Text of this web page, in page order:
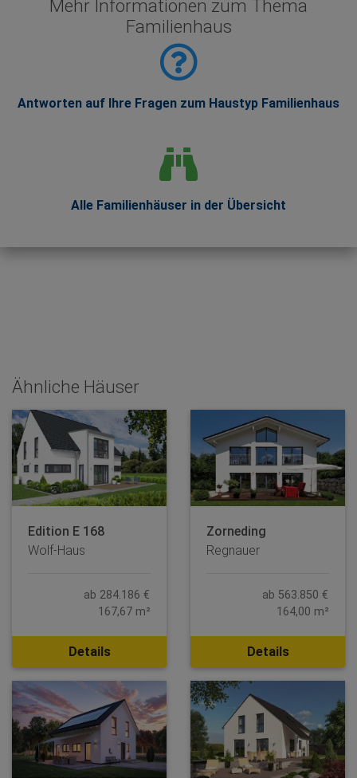
Mehr Informationen zum Thema
Familienhaus
Antworten auf Ihre Fragen zum Haustyp Familienhaus
Alle Familienhäuser in der Übersicht
Ähnliche Häuser
Edition E 168
Wolf-Haus
ab 284.186 €
167,67 m²
Details
Zorneding
Regnauer
ab 563.850 €
164,00 m²
Details